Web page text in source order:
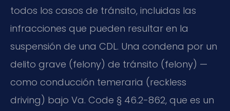
todos los casos de tránsito, incluidas las
infracciones que pueden resultar en la
suspensión de una CDL. Una condena por un
delito grave (felony) de tránsito (felony) —
como conducción temeraria (reckless
driving) bajo Va. Code § 46.2-862, que es un